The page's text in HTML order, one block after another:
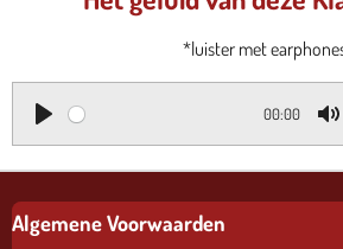
*luister met
P
l
a
y
00:00
M
u
t
Algemene Voorwaarden